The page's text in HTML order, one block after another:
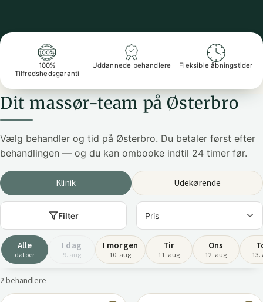
100%
Tilfredshedsgaranti
Uddannede behandlere Fleksible åbningstider
Dit massør-team på Østerbro
Vælg behandler og tid på Østerbro. Du betaler først efter
behandlingen — og du kan ombooke indtil 24 timer før.
Klinik Udekørende
Filter
Alle
datoer
I dag
9. aug
I morgen
10. aug
Tir
11. aug
Ons
12. aug 13.
2 behandlere